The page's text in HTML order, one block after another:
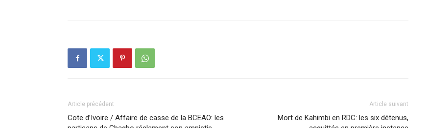
Article précédent
Cote d’Ivoire / Affaire de casse de la BCEAO: les
Article suivant
Mort de Kahimbi en RDC: les six détenus,